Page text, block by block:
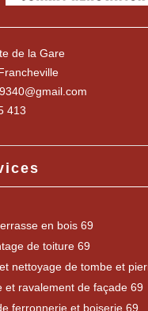
de la Gare
413
en bois 69
de toiture 69
nettoyage de tombe et
et ravalement de façade 69
ferronnerie et boiserie 69